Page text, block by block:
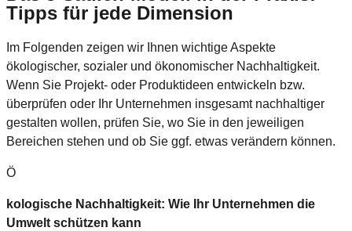
Tipps für jede Dimension
Im Folgenden zeigen wir Ihnen wichtige Aspekte
ökologischer, sozialer und ökonomischer Nachhaltigkeit.
Wenn Sie Projekt- oder Produktideen entwickeln bzw.
überprüfen oder Ihr Unternehmen insgesamt nachhaltiger
gestalten wollen, prüfen Sie, wo Sie in den jeweiligen
Bereichen stehen und ob Sie ggf. etwas verändern können.
Ö
kologische Nachhaltigkeit: Wie Ihr Unternehmen die
Umwelt schützen kann